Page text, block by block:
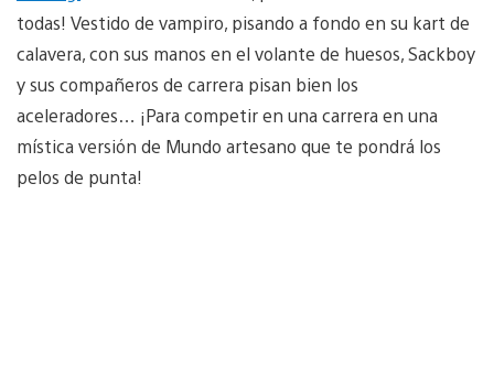
todas! Vestido de vampiro, pisando a fondo en su kart de
calavera, con sus manos en el volante de huesos, Sackboy
y sus compañeros de carrera pisan bien los
aceleradores… ¡Para competir en una carrera en una
mística versión de Mundo artesano que te pondrá los
pelos de punta!